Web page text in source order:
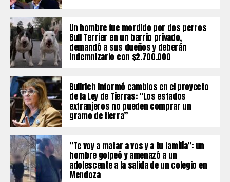
Un hombre fue mordido por dos perros
Bull Terrier en un barrio privado,
demandó a sus dueños y deberán
indemnizarlo con $2.700.000
Bullrich informó cambios en el proyecto
de la Ley de Tierras: “Los estados
extranjeros no pueden comprar un
gramo de tierra”
“Te voy a matar a vos y a tu familia”: un
hombre golpeó y amenazó a un
adolescente a la salida de un colegio en
Mendoza